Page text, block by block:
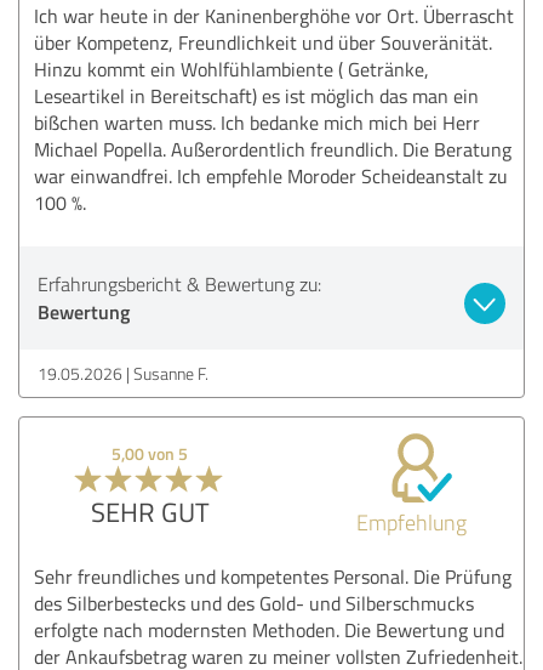
Ich war heute in der Kaninenberghöhe vor Ort. Überrascht
über Kompetenz, Freundlichkeit und über Souveränität.
Hinzu kommt ein Wohlfühlambiente ( Getränke,
Leseartikel in Bereitschaft) es ist möglich das man ein
bißchen warten muss. Ich bedanke mich mich bei Herr
Michael Popella. Außerordentlich freundlich. Die Beratung
war einwandfrei. Ich empfehle Moroder Scheideanstalt zu
100 %.
Erfahrungsbericht & Bewertung zu:
Bewertung
19.05.2026 Susanne F.
5,00 von 5
SEHR GUT Empfehlung
Sehr freundliches und kompetentes Personal. Die Prüfung
des Silberbestecks und des Gold- und Silberschmucks
erfolgte nach modernsten Methoden. Die Bewertung und
der Ankaufsbetrag waren zu meiner vollsten Zufriedenheit.